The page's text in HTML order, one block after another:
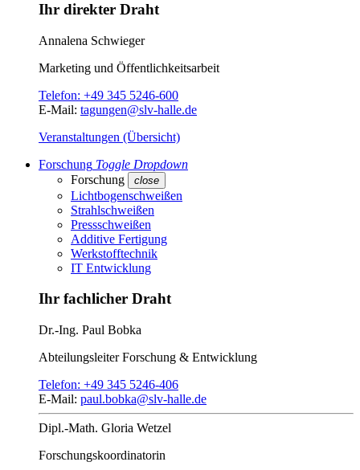
Ihr direkter Draht
Annalena Schwieger
Marketing und Öffentlichkeitsarbeit
Telefon: +49 345 5246-600
E-Mail: tagungen@slv-halle.de
Veranstaltungen (Übersicht)
Forschung Toggle Dropdown
Forschung
close
Lichtbogenschweißen
Strahlschweißen
Pressschweißen
Additive Fertigung
Werkstofftechnik
IT Entwicklung
Ihr fachlicher Draht
Dr.-Ing. Paul Bobka
AbteilungsleiterForschung & Entwicklung
Telefon: +49 345 5246-406
E-Mail: paul.bobka@slv-halle.de
Dipl.-Math. Gloria Wetzel
Forschungs­koordinatorin